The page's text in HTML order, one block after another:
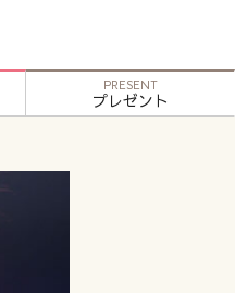
PRESENT
プレゼント